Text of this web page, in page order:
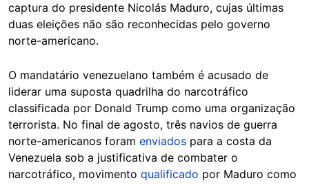
captura do presidente Nicolás Maduro, cujas últimas
duas eleições não são reconhecidas pelo governo
norte-americano.
O mandatário venezuelano também é acusado de
liderar uma suposta quadrilha do narcotráfico
classificada por Donald Trump como uma organização
terrorista. No final de agosto, três navios de guerra
norte-americanos foram enviados para a costa da
Venezuela sob a justificativa de combater o
narcotráfico, movimento qualificado por Maduro como